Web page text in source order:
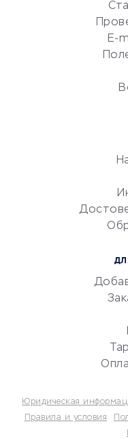
Сервисы по
Сетевой маркетинг
УСЛУГИ ДЛЯ БИЗНЕСА
документооборот
Юридические
Бухгалтерия онлайн
Потребительские
E-
Юридическая
Правила и условия